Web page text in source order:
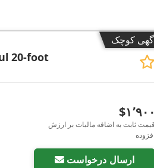
کوچک
20-foot
‎$۱٬۹۰۰
قیمت ثابت به اضافه مالیات بر ارزش
ارسال درخواست